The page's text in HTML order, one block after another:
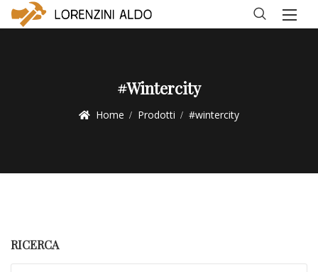
#wintercity
Home Prodotti #wintercity
RICERCA